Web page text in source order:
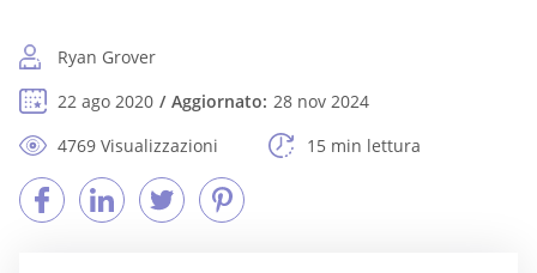
Ryan Grover
22 ago 2020
Aggiornato: 28 nov 2024
4769 Visualizzazioni
15 min lettura